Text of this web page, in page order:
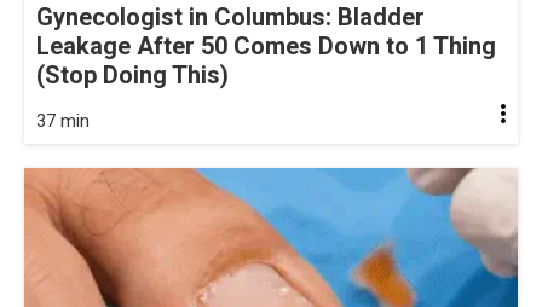
Gynecologist in Columbus: Bladder
Leakage After 50 Comes Down to 1 Thing
(Stop Doing This)
37 min